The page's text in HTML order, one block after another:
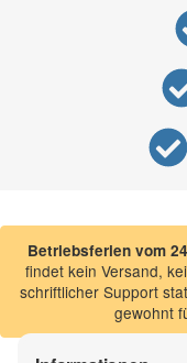
Betriebsferien vom
findet kein Versand,
schriftlicher Support
gewohnt